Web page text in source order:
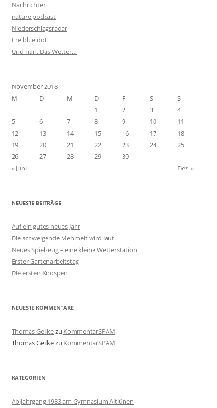
Nachrichten
nature podcast
Niederschlagsradar
the blue dot
Und nun: Das Wetter…
November 2018
M
D M D F S
S
1
2 3
4
5
6 7 8 9 10
11
12
13 14 15 16 17
18
19
20 21 22 23 24
25
26
27 28 29
30
« Juni
Dez. »
NEUESTE BEITRÄGE
Auf ein gutes neues Jahr
Die schweigende Mehrheit wird laut
Neues Spielzeug – eine kleine Wetterstation
Erster Gartenarbeitstag
Die ersten Knospen
NEUESTE KOMMENTARE
Thomas Geilkezu KommentarSPAM
Thomas Geilkezu KommentarSPAM
KATEGORIEN
Abijahrgang 1983 am Gymnasium Altlünen